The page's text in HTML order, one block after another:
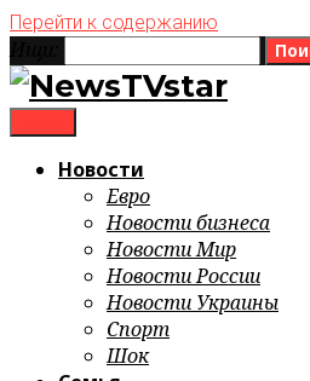
Перейти к содержанию
Новости
Евро
Новости бизнеса
Новости Мир
Новости России
Новости Украины
Спорт
Шок